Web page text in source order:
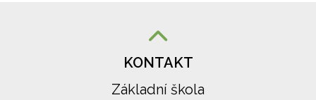
KONTAKT
Základní škola